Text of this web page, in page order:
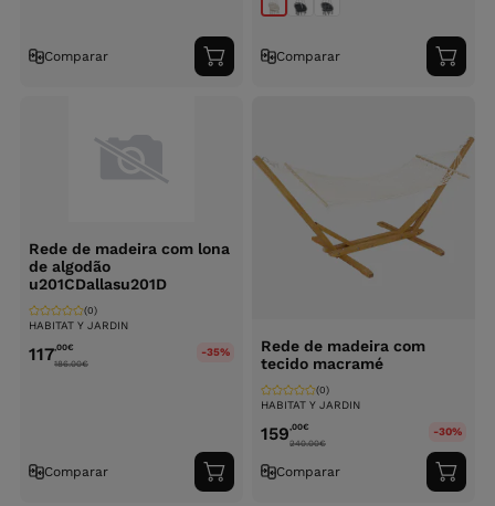
Comparar
Adicionar
ao
Comparar
ao
Rede de madeira com lona
de algodão
u201CDallasu201D
HABITAT Y JARDIN
(0)
117 ,00€
186.00€
-35%
Comparar
Adicionar
ao
Rede de madeira com
tecido macramé
HABITAT Y JARDIN
(0)
159,00€
240.00€
-30%
Comparar
ao